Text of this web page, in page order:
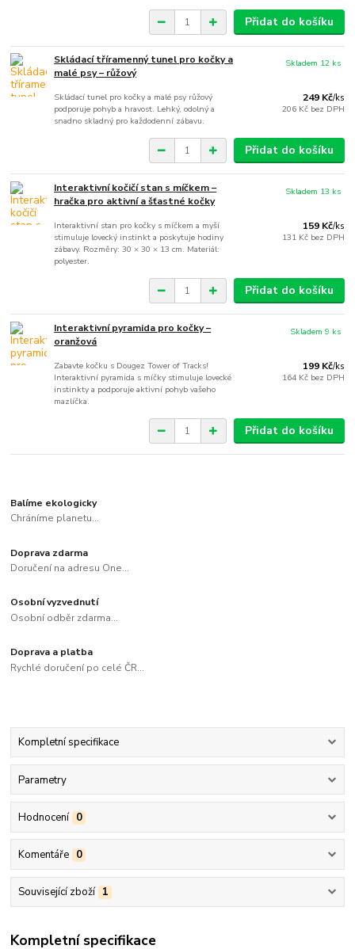
Přidat do košíku
Skládací tříramenný tunel pro kočky a
malé psy – růžový
Skládací tunel pro kočky a malé psy růžový
podporuje pohyb a hravost. Lehký, odolný a
snadno skladný pro každodenní zábavu.
249 Kč/ks
206 Kč bez DPH
Skladem 12 ks
Přidat do košíku
Interaktivní kočičí stan s míčkem –
hračka pro aktivní a šťastné kočky
Interaktivní stan pro kočky s míčkem a myší
stimuluje lovecký instinkt a poskytuje hodiny
zábavy. Rozměry: 30 × 30 × 13 cm. Materiál:
polyester.
159 Kč/ks
131 Kč bez DPH
Skladem 13 ks
Přidat do košíku
Interaktivní pyramida pro kočky –
oranžová
Zabavte kočku s Dougez Tower of Tracks!
Interaktivní pyramida s míčky stimuluje lovecké
instinkty a podporuje aktivní pohyb vašeho
mazlíčka.
199 Kč/ks
164 Kč bez DPH
Skladem 9 ks
Přidat do košíku
Balíme ekologicky
Chráníme planetu...
Doprava zdarma
Doručení na adresu One...
Osobní vyzvednutí
Osobní odběr zdarma...
Doprava a platba
Rychlé doručení po celé ČR...
Kompletní specifikace
Parametry
Hodnocení 0
Komentáře 0
Související zboží 1
Kompletní specifikace